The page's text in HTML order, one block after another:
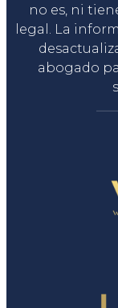
no es, ni
legal. La
abogado